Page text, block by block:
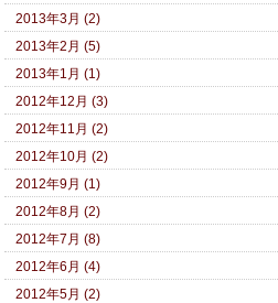
2013年3月 (2)
2013年2月 (5)
2013年1月 (1)
2012年12月 (3)
2012年11月 (2)
2012年10月 (2)
2012年9月 (1)
2012年8月 (2)
2012年7月 (8)
2012年6月 (4)
2012年5月 (2)